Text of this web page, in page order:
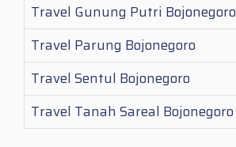
Travel Gunung Putri Bojonegoro
Travel Parung Bojonegoro
Travel Sentul Bojonegoro
Travel Tanah Sareal Bojonegoro